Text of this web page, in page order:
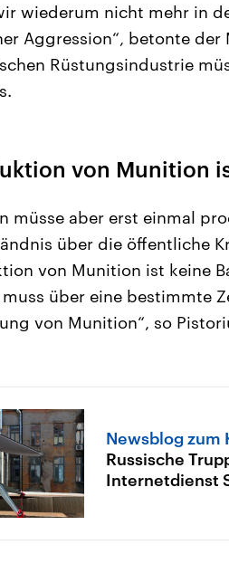
wiederum nicht mehr in
Aggression“, betonte
Rüstungsindustrie
von Munition
müsse aber erst einmal
über die öffentliche
von Munition ist keine
über eine bestimmte
von Munition“, so
Newsblog zum
Russische
Internetdienst